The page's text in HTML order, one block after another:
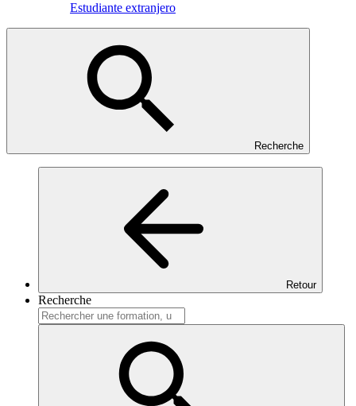
Estudiante extranjero
Recherche
Retour
Recherche